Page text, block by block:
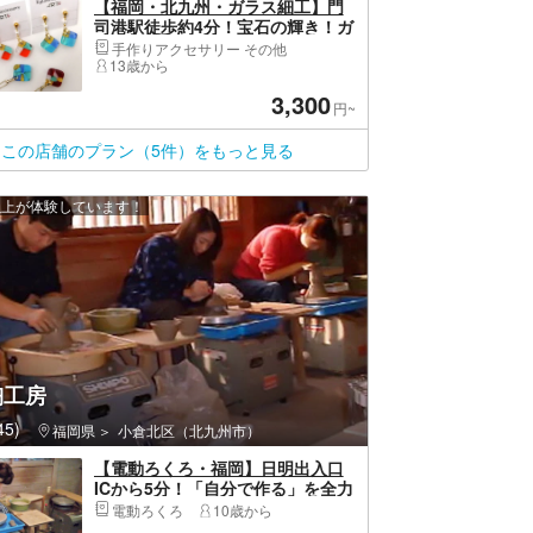
【福岡・北九州・ガラス細工】門
司港駅徒歩約4分！宝石の輝き！ガ
ラスアクセサリー作り（ピアス・
ネックレスなどから1個）
手作りアクセサリー その他
13歳から
3,300円~
この店舗のプラン（5件）をもっと見る
房
福岡県 小倉北区（北九州市）
が体験しています！
【電動ろくろ・福岡】日明出入口
ICから5分！「自分で作る」を全力
サポート！優しく指導する本格陶
電動ろくろ 10歳から